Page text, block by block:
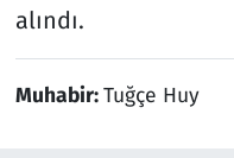
alındı.
Muhabir:Tuğçe Huy